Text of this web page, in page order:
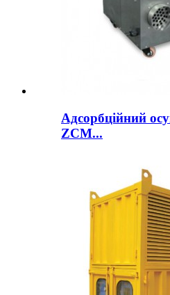
Адсорбційний
ZCM...